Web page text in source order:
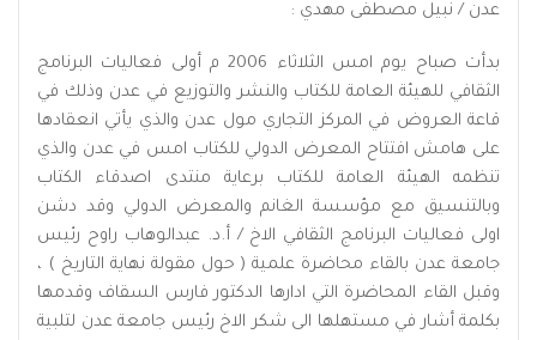
عدن / نبيل مصطفى مهدي :
بدأت صباح يوم امس الثلاثاء 2006 م أولى فعاليات البرنامج
الثقافي للهيئة العامة للكتاب والنشر والتوزيع في عدن وذلك في
قاعة العروض في المركز التجاري مول عدن والذي يأتي انعقادها
على هامش افتتاح المعرض الدولي للكتاب امس في عدن والذي
تنظمه الهيئة العامة للكتاب برعاية منتدى اصدقاء الكتاب
وبالتنسيق مع مؤسسة الغانم والمعرض الدولي وقد دشن
اولى فعاليات البرنامج الثقافي الاخ / أ.د. عبدالوهاب راوح رئيس
جامعة عدن بالقاء محاضرة علمية ( حول مقولة نهاية التاريخ ) ،
وقبل القاء المحاضرة التي ادارها الدكتور فارس السقاف وقدمها
بكلمة أشار في مستهلها الى شكر الاخ رئيس جامعة عدن لتلبية